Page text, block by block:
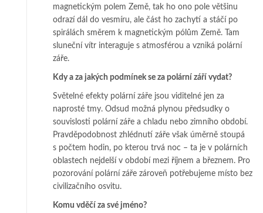
magnetickým polem Země, tak ho ono pole většinu
odrazí dál do vesmíru, ale část ho zachytí a stáčí po
spirálách směrem k magnetickým pólům Země. Tam
sluneční vítr interaguje s atmosférou a vzniká polární
záře.
Kdy a za jakých podmínek se za polární září vydat?
Světelné efekty polární záře jsou viditelné jen za
naprosté tmy. Odsud možná plynou předsudky o
souvislosti polární záře a chladu nebo zimního období.
Pravděpodobnost zhlédnutí záře však úměrně stoupá
s počtem hodin, po kterou trvá noc – ta je v polárních
oblastech nejdelší v období mezi říjnem a březnem. Pro
pozorování polární záře zároveň potřebujeme místo bez
civilizačního osvitu.
Komu vděčí za své jméno?